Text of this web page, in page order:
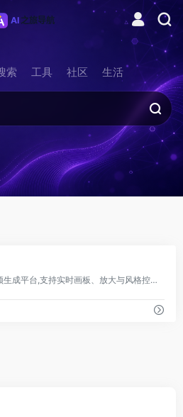
索 工具 社区 生活
实时 AI 图像与视频生成平台,支持实时画板、放大与风格控制。